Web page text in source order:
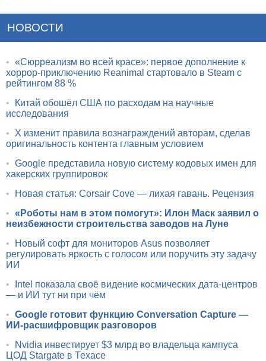
НОВОСТИ
• «Сюрреализм во всей красе»: первое дополнение к
хоррор-приключению Reanimal стартовало в Steam с
рейтингом 88 %
•
Китай обошёл США по расходам на научные
исследования
•
X изменит правила вознаграждений авторам, сделав
оригинальность контента главным условием
• Google представила новую систему кодовых имен для
хакерских группировок
•
Новая статья: Corsair Cove — лихая гавань. Рецензия
• «Роботы нам в этом помогут»: Илон Маск заявил о
неизбежности строительства заводов на Луне
•
Новый софт для мониторов Asus позволяет
регулировать яркость с голосом или поручить эту задачу
ИИ
•
Intel показала своё видение космических дата-центров
— и ИИ тут ни при чём
• Google готовит функцию Conversation Capture —
ИИ-расшифровщик разговоров
•
Nvidia инвестирует $3 млрд во владельца кампуса
ЦОД Stargate в Техасе